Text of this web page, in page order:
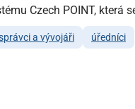
Czech POINT, která
a vývojáři úředníci